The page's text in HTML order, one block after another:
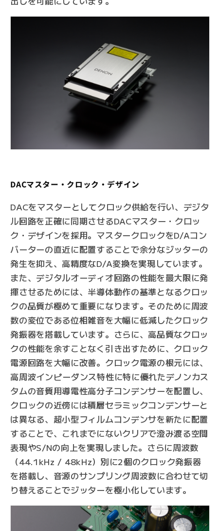
DACマスター・クロック・デザイン
DACをマスターとしてクロック供給を行い、デジタ
ル回路を正確に同期させるDACマスター・クロッ
ク・デザインを採用。マスタークロックをD/Aコン
バーターの直近に配置することで余分なジッターの
発生を抑え、高精度なD/A変換を実現しています。
また、デジタルオーディオ回路の性能を最大限に発
揮させるためには、半導体動作の基準となるクロッ
クの品質が極めて重要になります。そのために周波
数の変位である位相雑音を大幅に低減したクロック
発振器を搭載しています。さらに、高品質なクロッ
クの性能を余すことなく引き出すために、クロック
電源回路を大幅に改善。クロック電源の根元には、
高周波インピーダンス特性に特に優れたデノンカス
タムの音質用導電性高分子コンデンサーを配置し、
クロックの近傍には積層セラミックコンデンサーと
は異なる、超小型フィルムコンデンサを新たに配置
することで、これまでにないクリアで澄み渡る空間
表現やS/Nの向上を実現しました。さらに周波数
（44.1kHz / 48kHz）別に2個のクロック発振器
を搭載し、音源のサンプリング周波数に合わせて切
り替えることでジッターを極小化しています。